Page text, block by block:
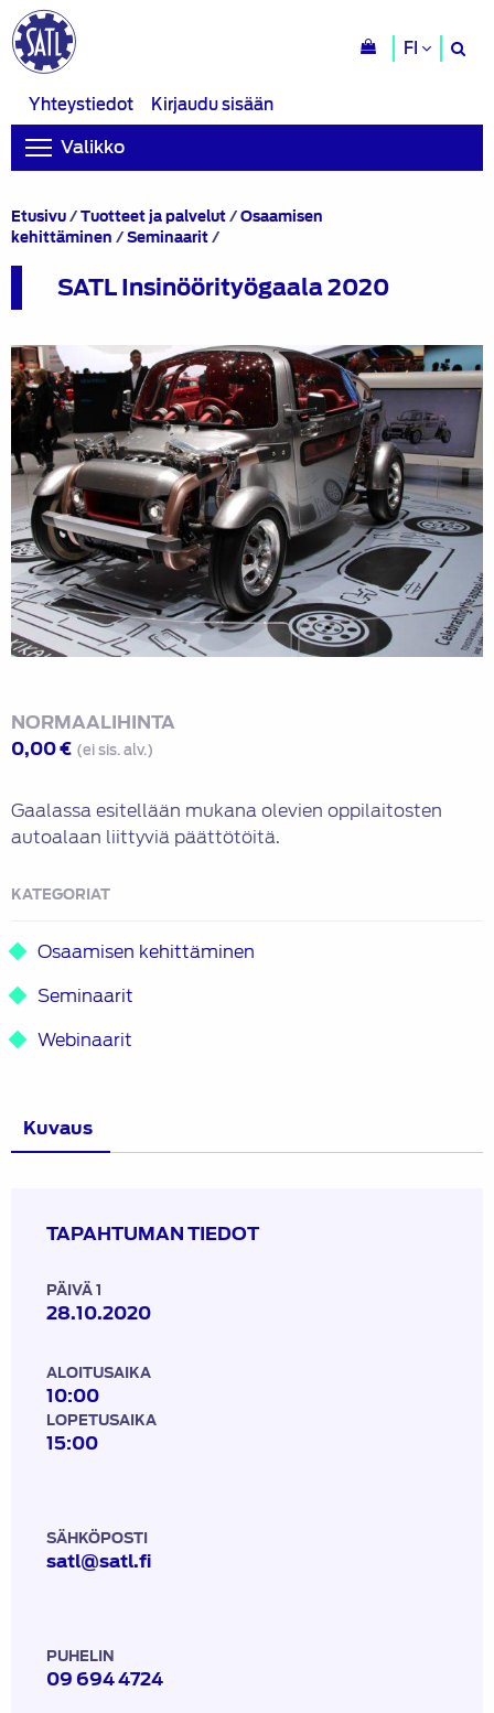
FI
Yhteystiedot
Kirjaudu sisään
Valikko
Etusivu/Tuotteet ja palvelut/Osaamisen
kehittäminen /Seminaarit/
2020
SATL Insinöörityögaala 2020
NORMAALIHINTA
0,00€ (ei sis. alv.)
Gaalassa esitellään mukana olevien oppilaitosten
autoalaan liittyviä päättötöitä.
KATEGORIAT
Osaamisen kehittäminen
Seminaarit
Webinaarit
Kuvaus
TAPAHTUMAN TIEDOT
PÄIVÄ 1
28.10.2020
ALOITUSAIKA
10:00
LOPETUSAIKA
15:00
SÄHKÖPOSTI
satl@satl.fi
PUHELIN
09 694 4724